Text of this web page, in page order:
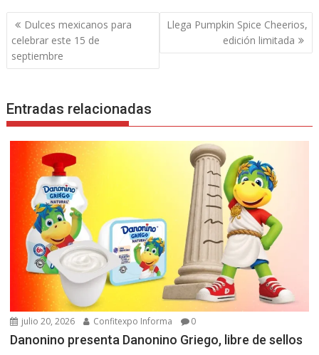
Navegación
de
entradas
Dulces mexicanos para
celebrar este 15 de
septiembre
Llega Pumpkin Spice Cheerios,
edición limitada
Entradas relacionadas
julio 20, 2026 Confitexpo Informa 0
Danonino presenta Danonino Griego, libre de sellos